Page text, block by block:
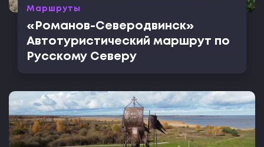
Маршруты
«Романов-Северодвинск»
Автотуристический маршрут по
Русскому Северу